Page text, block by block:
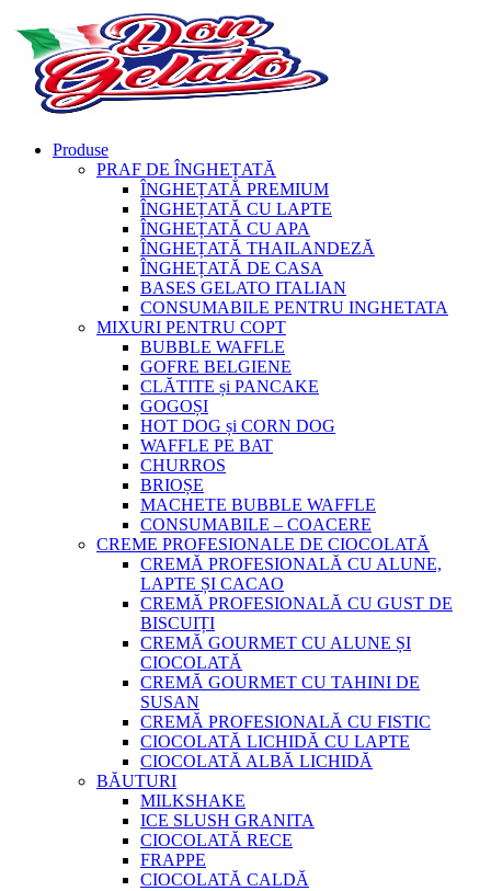
Produse
PRAF DE ÎNGHEȚATĂ
ÎNGHEȚATĂ PREMIUM
ÎNGHEȚATĂ CU LAPTE
ÎNGHEȚATĂ CU APA
ÎNGHEȚATĂ THAILANDEZĂ
ÎNGHEȚATĂ DE CASA
BASES GELATO ITALIAN
CONSUMABILE PENTRU INGHETATA
MIXURI PENTRU COPT
BUBBLE WAFFLE
GOFRE BELGIENE
CLĂTITE și PANCAKE
GOGOȘI
HOT DOG și CORN DOG
WAFFLE PE BAT
CHURROS
BRIOȘE
MACHETE BUBBLE WAFFLE
CONSUMABILE – COACERE
CREME PROFESIONALE DE CIOCOLATĂ
CREMĂ PROFESIONALĂ CU ALUNE,
LAPTE ȘI CACAO
CREMĂ PROFESIONALĂ CU GUST DE
BISCUIȚI
CREMĂ GOURMET CU ALUNE ȘI
CIOCOLATĂ
CREMĂ GOURMET CU TAHINI DE
SUSAN
CREMĂ PROFESIONALĂ CU FISTIC
CIOCOLATĂ LICHIDĂ CU LAPTE
CIOCOLATĂ ALBĂ LICHIDĂ
BĂUTURI
MILKSHAKE
ICE SLUSH GRANITA
CIOCOLATĂ RECE
FRAPPE
CIOCOLATĂ CALDĂ